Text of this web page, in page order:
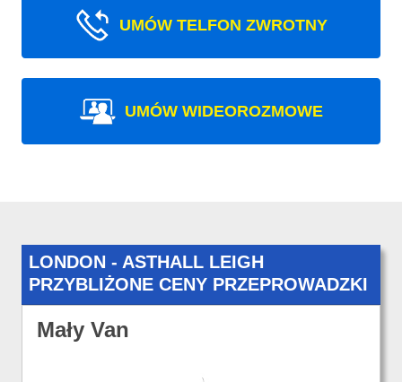
UMÓW TELFON ZWROTNY
UMÓW WIDEOROZMOWE
LONDON - ASTHALL LEIGH
PRZYBLIŻONE CENY PRZEPROWADZKI
Mały Van